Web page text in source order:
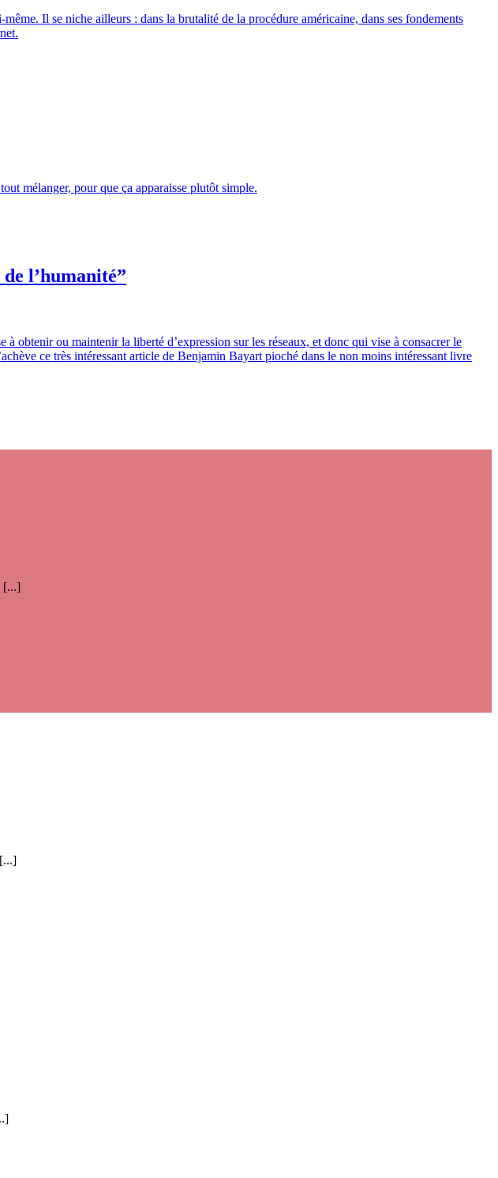
Il se niche ailleurs : dans la brutalité de la procédure américaine, dans ses fondements
mélanger, pour que ça apparaisse plutôt simple.
l’humanité”
obtenir ou maintenir la liberté d’expression sur les réseaux, et donc qui vise à consacrer le
ce très intéressant article de Benjamin Bayart pioché dans le non moins intéressant livre
[...]